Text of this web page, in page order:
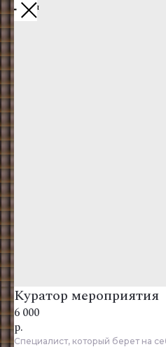
Вернуться
Куратор мероприятия
6 000
р.
Специалист, который берет на